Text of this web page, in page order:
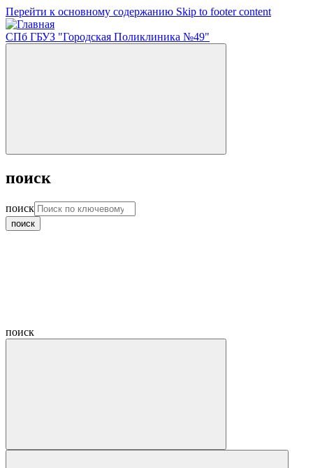
Перейти к основному содержанию Skip to footer content
СПб ГБУЗ "Городская Поликлиника №49"
поиск
поиск
поиск